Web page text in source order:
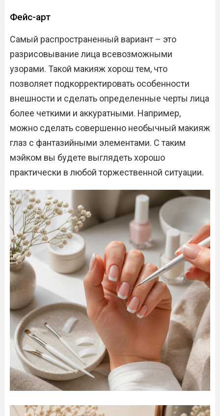
Фейс-арт
Самый распространенный вариант – это
разрисовывание лица всевозможными
узорами. Такой макияж хорош тем, что
позволяет подкорректировать особенности
внешности и сделать определенные черты лица
более четкими и аккуратными. Например,
можно сделать совершенно необычный макияж
глаз с фантазийными элементами. С таким
мэйком вы будете выглядеть хорошо
практически в любой торжественной ситуации.